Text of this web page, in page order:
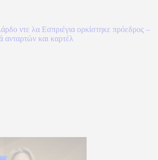
ντε λα Εσπριέγια ορκίστηκε πρόεδρος –
και καρτέλ